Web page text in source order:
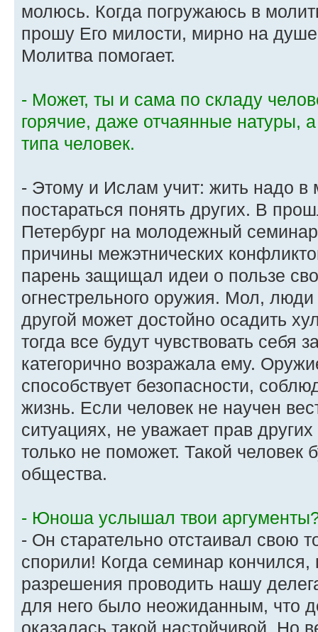
молюсь. Когда погружаюсь в
прошу Его милости, мирно на
Молитва помогает.
- Может, ты и сама по складу
горячие, даже отчаянные натуры,
типа человек.
- Этому и Ислам учит: жить надо
постараться понять других. В
Петербург на молодежный
причины межэтнических
парень защищал идеи о пользе
огнестрельного оружия. Мол, люди
другой может достойно осадить
тогда все будут чувствовать
категорично возражала ему.
способствует безопасности,
жизнь. Если человек не научен
ситуациях, не уважает прав
только не поможет. Такой человек
общества.
- Юноша услышал твои
- Он старательно отстаивал свою
спорили! Когда семинар
разрешения проводить нашу
для него было неожиданным, что
оказалась такой настойчивой. Но